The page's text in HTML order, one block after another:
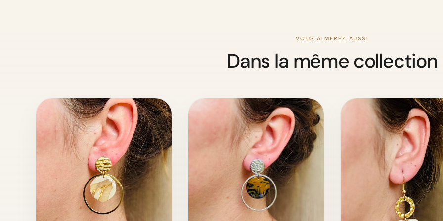
VOUS AIMEREZ AUSSI
Dans la même collection